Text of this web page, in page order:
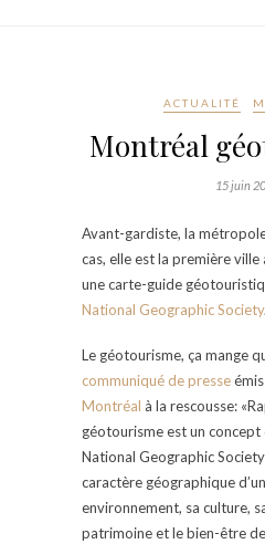
ACTUALITÉ
Montréal
15 juin
Avant-gardiste, la
cas, elle est la première
une carte-guide
National Geographic Society.
Le géotourisme, ça mange
communiqué de presse
Montréal à la rescousse:
géotourisme est un
National Geographic
caractère géographique
environnement, sa culture,
patrimoine et le bien-être